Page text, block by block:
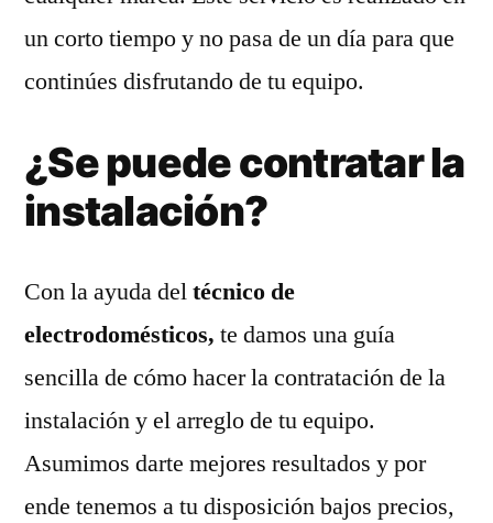
un corto tiempo y no pasa de un día para que
continúes disfrutando de tu equipo.
¿Se puede contratar la
instalación?
Con la ayuda deltécnico de
electrodomésticos, te damos una guía
sencilla de cómo hacer la contratación de la
instalación y el arreglo de tu equipo.
Asumimos darte mejores resultados y por
ende tenemos a tu disposición bajos precios,